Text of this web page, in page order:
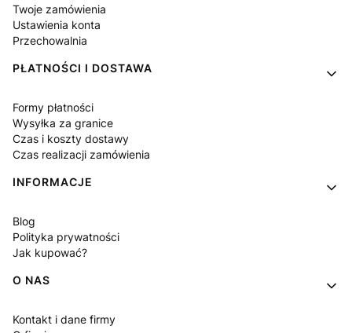
Twoje zamówienia
Ustawienia konta
Przechowalnia
PŁATNOŚCI I DOSTAWA
Formy płatności
Wysyłka za granice
Czas i koszty dostawy
Czas realizacji zamówienia
INFORMACJE
Blog
Polityka prywatności
Jak kupować?
O NAS
Kontakt i dane firmy